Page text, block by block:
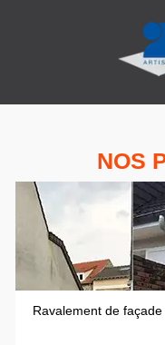
NOS
Ravalement de façade